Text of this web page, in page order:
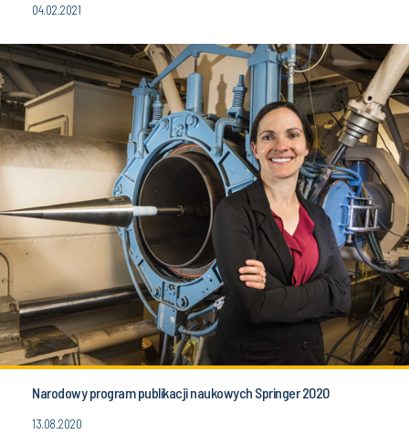
04.02.2021
Narodowy program publikacji naukowych Springer 2020
13.08.2020